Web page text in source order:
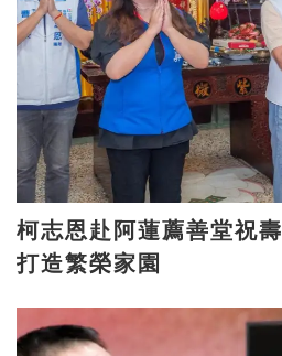
柯志恩赴阿蓮薦善堂祝壽 盼守護庄頭情感
打造繁榮家園